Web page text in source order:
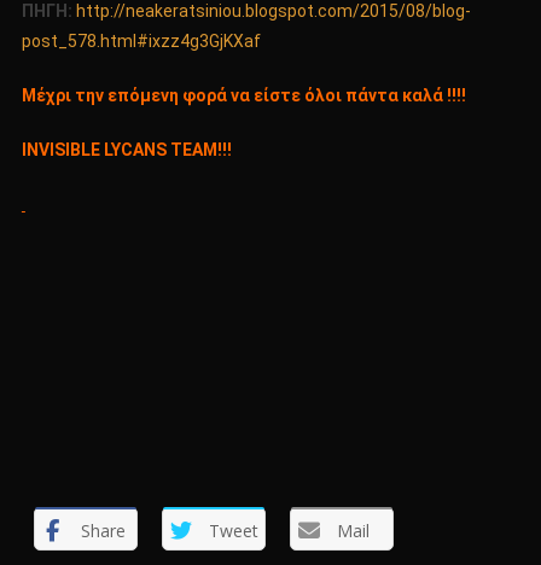
ΠΗΓΗ: http://neakeratsiniou.blogspot.com/2015/08/blog-
post_578.html#ixzz4g3GjKXaf
Μέχρι την επόμενη φορά να είστε όλοι πάντα καλά !!!!
INVISIBLE LYCANS TEAM!!!
Share Tweet Mail